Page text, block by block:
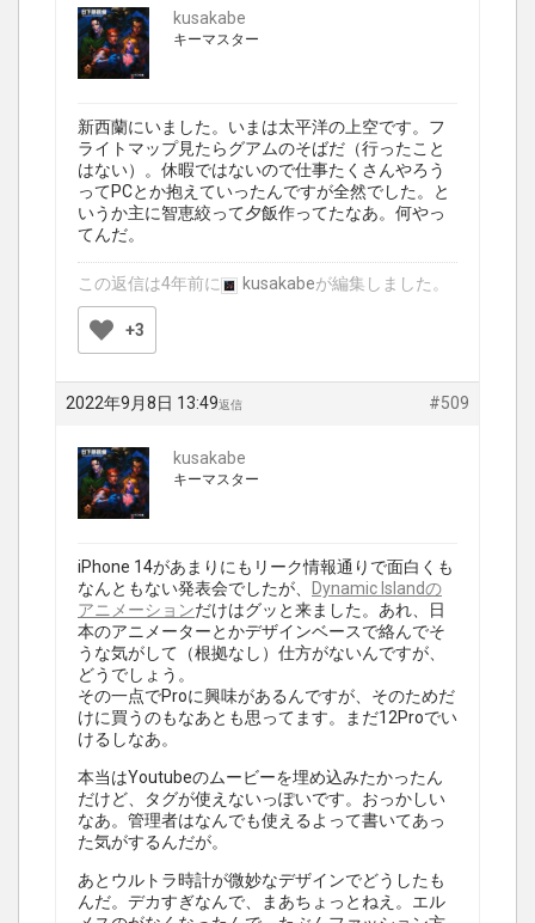
kusakabe
キーマスター
新西蘭にいました。いまは太平洋の上空です。フ
ライトマップ見たらグアムのそばだ（行ったこと
はない）。休暇ではないので仕事たくさんやろう
ってPCとか抱えていったんですが全然でした。と
いうか主に智恵絞って夕飯作ってたなあ。何やっ
てんだ。
この返信は4年前に kusakabeが編集しました。
+3
2022年9月8日 13:49 #509
返信
kusakabe
キーマスター
iPhone 14があまりにもリーク情報通りで面白くも
なんともない発表会でしたが、
Dynamic Islandの
アニメーションだけはグッと来ました。あれ、日
本のアニメーターとかデザインベースで絡んでそ
うな気がして（根拠なし）仕方がないんですが、
どうでしょう。
その一点でProに興味があるんですが、そのためだ
けに買うのもなあとも思ってます。まだ12Proでい
けるしなあ。
本当はYoutubeのムービーを埋め込みたかったん
だけど、タグが使えないっぽいです。おっかしい
なあ。管理者はなんでも使えるよって書いてあっ
た気がするんだが。
あとウルトラ時計が微妙なデザインでどうしたも
んだ。デカすぎなんで、まあちょっとねえ。エル